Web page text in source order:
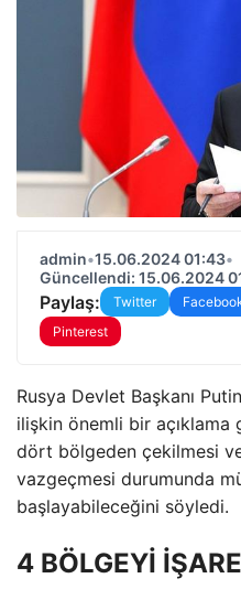
admin•15.06.2024 01:43•
Güncellendi: 15.06.2024
Paylaş: Twitter
Pinterest
Rusya Devlet Başkanı
ilişkin önemli bir açıklama
dört bölgeden çekilmesi
vazgeçmesi durumunda
başlayabileceğini söyledi.
4 BÖLGEYİ